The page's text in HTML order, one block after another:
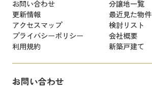
お問い合わせ
分譲地一覧
更新情報
最近見た物件
アクセスマップ
検討リスト
プライバシーポリシー
会社概要
利用規約
新築戸建て
お問い合わせ